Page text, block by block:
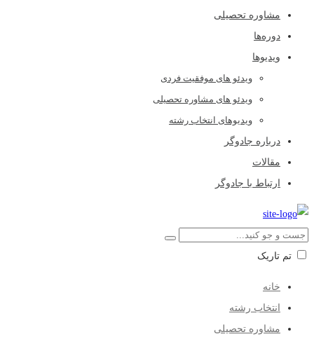
مشاوره تحصیلی
دوره‌ها
ویدیوها
ویدئو های موفقیت فردی
ویدئو های مشاوره تحصیلی
ویدیوهای انتخاب رشته
درباره جادوگر
مقالات
ارتباط با جادوگر
تم تاریک
خانه
انتخاب رشته
مشاوره تحصیلی